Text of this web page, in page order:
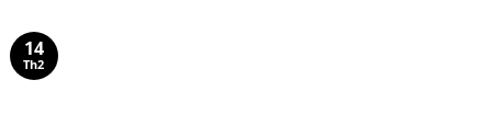
14
Th2